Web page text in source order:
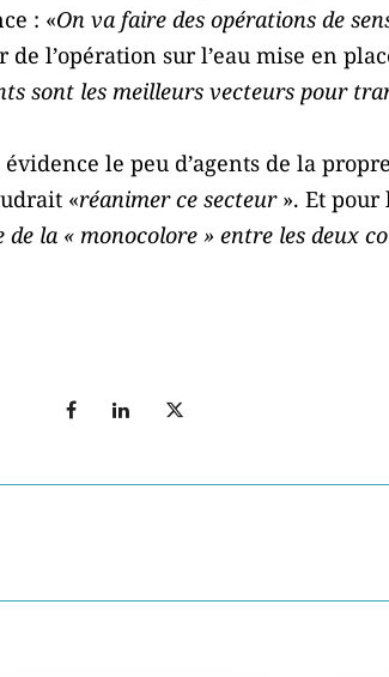
: «On va faire des opérations de
de l’opération sur l’eau mise en
sont les meilleurs vecteurs pour
le peu d’agents de la
«réanimer ce secteur ». Et
de la « monocolore » entre les deux